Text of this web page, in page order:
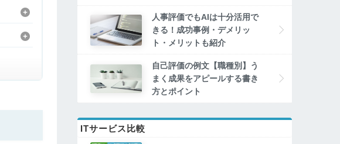
人事評価でもAIは十分活用で
きる！成功事例・デメリッ
ト・メリットも紹介
自己評価の例文【職種別】う
まく成果をアピールする書き
方とポイント
ITサービス比較